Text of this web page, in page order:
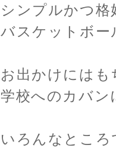
シンプルかつ
バスケットボー
お出かけにはも
学校へのカバン
いろんなところ